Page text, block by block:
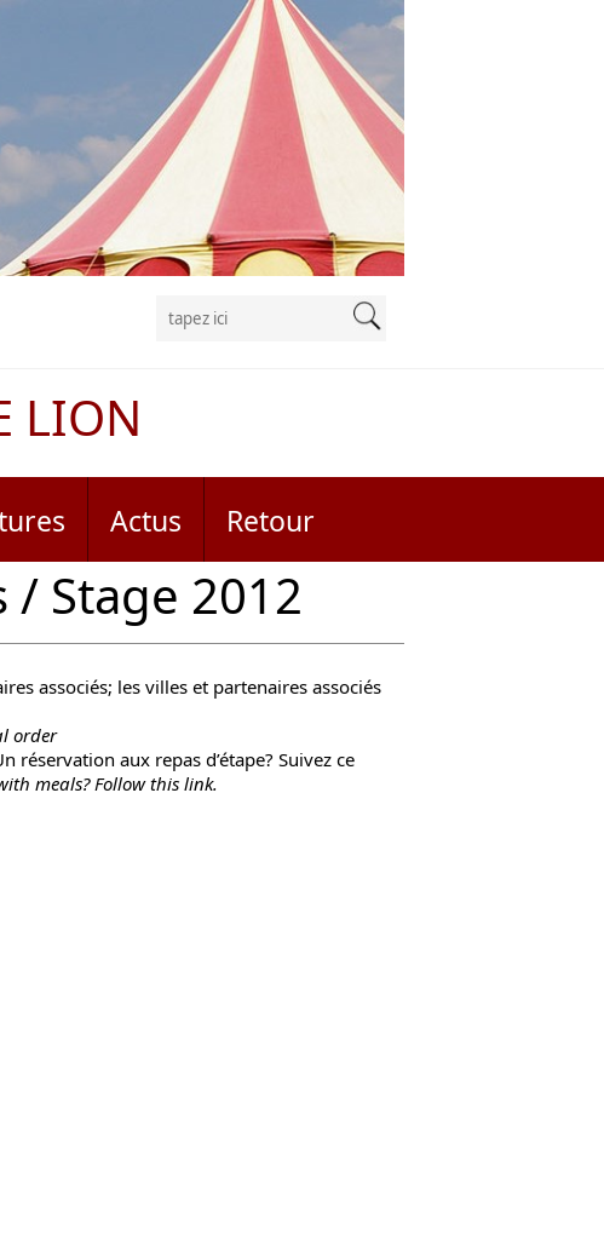
LION
Actus Retour
Stage 2012
associés; les villes et partenaires associés
order
réservation aux repas d’étape? Suivezce
meals? Followthis link.